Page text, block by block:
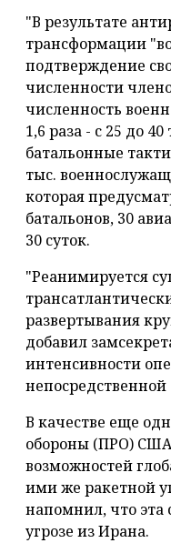
"В результате
трансформации
подтверждение
численности
численность
1,6 раза - с 25 до
батальонные
тыс.
которая
батальонов, 30
30 суток.
"Реанимируется
развертывания
добавил
интенсивности
непосредственной
В качестве еще
обороны (ПРО)
возможностей
ими же ракетной
напомнил, что эта
угрозе из Ирана.